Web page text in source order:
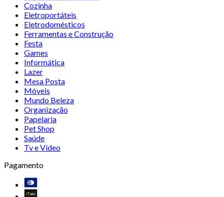
Cozinha
Eletroportáteis
Eletrodomésticos
Ferramentas e Construção
Festa
Games
Informática
Lazer
Mesa Posta
Móveis
Mundo Beleza
Organização
Papelaria
Pet Shop
Saúde
Tv e Vídeo
Pagamento